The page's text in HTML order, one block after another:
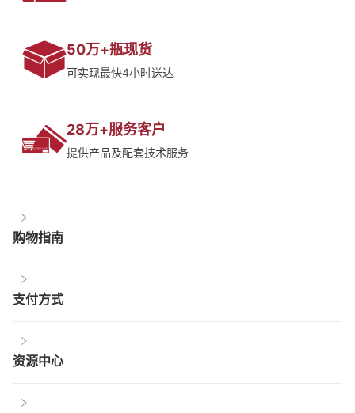
50万+瓶现货
可实现最快4小时送达
28万+服务客户
提供产品及配套技术服务
购物指南
支付方式
资源中心